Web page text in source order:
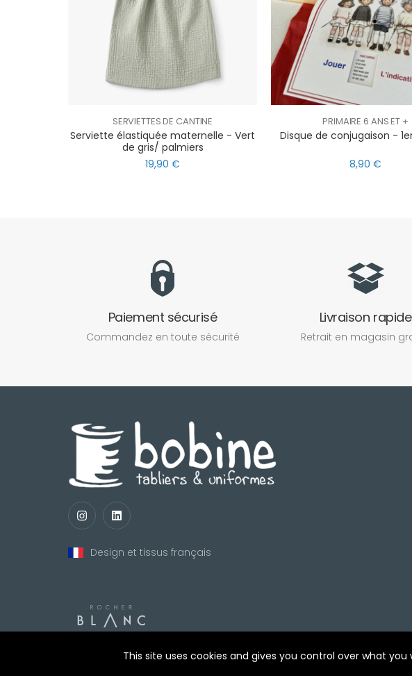
SERVIETTES DE CANTINE
Serviette élastiquée maternelle - Vert
de gris/ palmiers
19,90 €
PRIMAIRE 6 ANS ET +
Disque de conjugaison -
8,90 €
Paiement sécurisé
Commandez en toute sécurité
Livraison rapide
Retrait en magasin
Design et tissus français
This site uses cookies and gives you control over what